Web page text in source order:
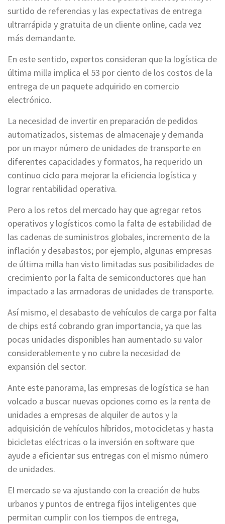
surtido de referencias y las expectativas de entrega
ultrarrápida y gratuita de un cliente online, cada vez
más demandante.
En este sentido, expertos consideran que la logística de
última milla implica el 53 por ciento de los costos de la
entrega de un paquete adquirido en comercio
electrónico.
La necesidad de invertir en preparación de pedidos
automatizados, sistemas de almacenaje y demanda
por un mayor número de unidades de transporte en
diferentes capacidades y formatos, ha requerido un
continuo ciclo para mejorar la eficiencia logística y
lograr rentabilidad operativa.
Pero a los retos del mercado hay que agregar retos
operativos y logísticos como la falta de estabilidad de
las cadenas de suministros globales, incremento de la
inflación y desabastos; por ejemplo, algunas empresas
de última milla han visto limitadas sus posibilidades de
crecimiento por la falta de semiconductores que han
impactado a las armadoras de unidades de transporte.
Así mismo, el desabasto de vehículos de carga por falta
de chips está cobrando gran importancia, ya que las
pocas unidades disponibles han aumentado su valor
considerablemente y no cubre la necesidad de
expansión del sector.
Ante este panorama, las empresas de logística se han
volcado a buscar nuevas opciones como es la renta de
unidades a empresas de alquiler de autos y la
adquisición de vehículos híbridos, motocicletas y hasta
bicicletas eléctricas o la inversión en software que
ayude a eficientar sus entregas con el mismo número
de unidades.
El mercado se va ajustando con la creación de hubs
urbanos y puntos de entrega fijos inteligentes que
permitan cumplir con los tiempos de entrega,